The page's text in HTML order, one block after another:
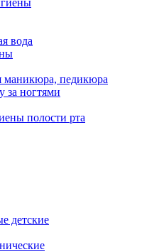
вода
маникюра, педикюра
за ногтями
полости рта
детские